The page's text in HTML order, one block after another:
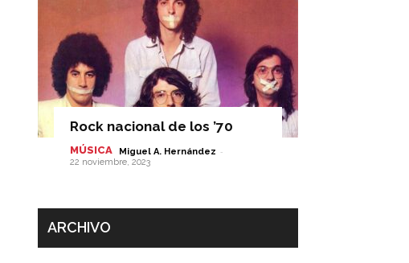
Rock nacional de los ’70
MÚSICA Miguel A. Hernández -
22 noviembre, 2023
ARCHIVO